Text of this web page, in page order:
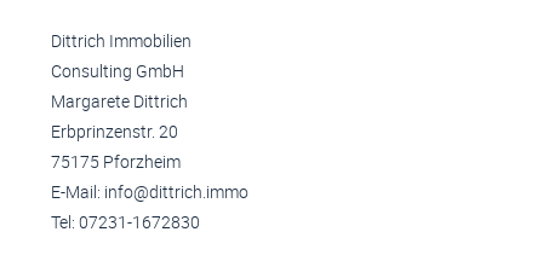
Dittrich Immobilien
Consulting GmbH
Margarete Dittrich
Erbprinzenstr. 20
75175 Pforzheim
E-Mail: info@dittrich.immo
Tel: 07231-1672830